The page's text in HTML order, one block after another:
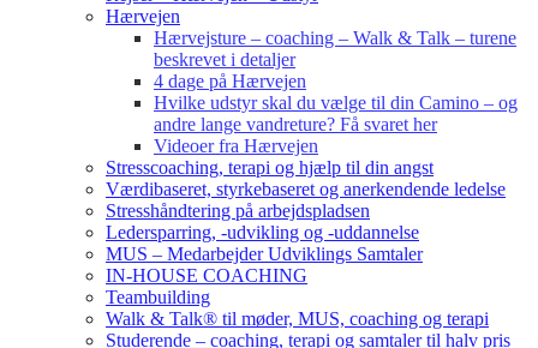
Hærvejen
Hærvejsture – coaching – Walk & Talk – turene
beskrevet i detaljer
4 dage på Hærvejen
Hvilke udstyr skal du vælge til din Camino – og
andre lange vandreture? Få svaret her
Videoer fra Hærvejen
Stresscoaching, terapi og hjælp til din angst
Værdibaseret, styrkebaseret og anerkendende ledelse
Stresshåndtering på arbejdspladsen
Ledersparring, -udvikling og -uddannelse
MUS – Medarbejder Udviklings Samtaler
IN-HOUSE COACHING
Teambuilding
Walk & Talk® til møder, MUS, coaching og terapi
Studerende – coaching, terapi og samtaler til halv pris